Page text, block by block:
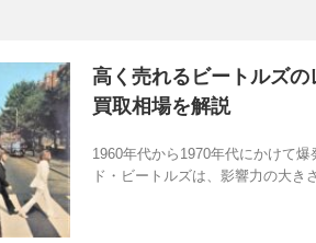
高く売れるビートルズ
買取相場を解説
1960年代から1970年代にかけて
ド・ビートルズは、影響力の大き